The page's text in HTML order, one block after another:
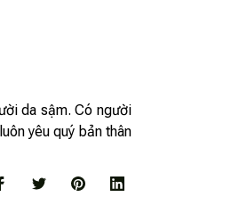
da sậm. Có người
yêu quý bản thân